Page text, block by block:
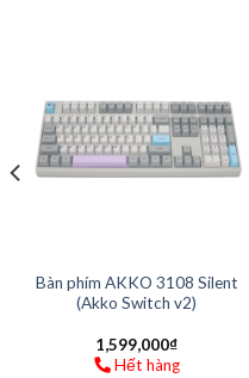
Bàn phím AKKO 3108 Silent
(Akko Switch v2)
1,599,000₫
Hết hàng